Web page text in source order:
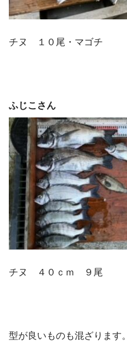
チヌ １０尾・マゴチ
ふじこさん
チヌ ４０ｃｍ ９尾
型が良いものも混ざります。